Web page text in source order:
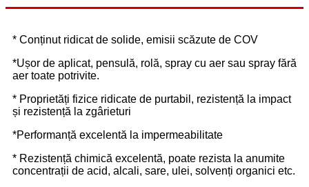
* Conținut ridicat de solide, emisii scăzute de COV
*Ușor de aplicat, pensulă, rolă, spray cu aer sau spray fără
aer toate potrivite.
* Proprietăți fizice ridicate de purtabil, rezistență la impact
și rezistență la zgârieturi
*Performanță excelentă la impermeabilitate
* Rezistență chimică excelentă, poate rezista la anumite
concentrații de acid, alcali, sare, ulei, solvenți organici etc.